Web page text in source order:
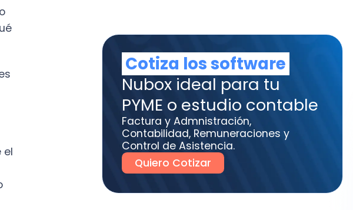
Factura y Admnistración,
Contabilidad, Remuneraciones y
Control de Asistencia.
Quiero Cotizar